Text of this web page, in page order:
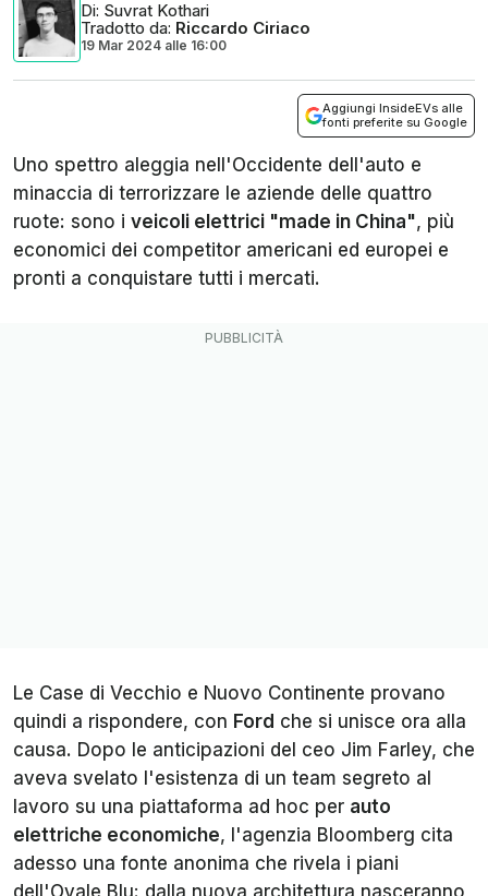
Di: Suvrat Kothari
Tradotto da: Riccardo Ciriaco
19 Mar 2024 alle 16:00
Aggiungi InsideEVs alle
fonti preferite su Google
Uno spettro aleggia nell'Occidente dell'auto e
minaccia di terrorizzare le aziende delle quattro
ruote: sono i veicoli elettrici "made in China", più
economici dei competitor americani ed europei e
pronti a conquistare tutti i mercati.
Le Case di Vecchio e Nuovo Continente provano
quindi a rispondere, con Ford che si unisce ora alla
causa. Dopo le anticipazioni del ceo Jim Farley, che
aveva svelato l'esistenza di un team segreto al
lavoro su una piattaforma ad hoc per auto
elettriche economiche, l'agenzia Bloomberg cita
adesso una fonte anonima che rivela i piani